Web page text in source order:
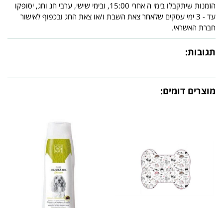
הזמנות שיתקבלו בימי ה אחרי 15:00, ובימי שישי, ערבי חג וחג, יסופקו
עד - 3 ימי עסקים שלאחר צאת השבת ו/או צאת החג ובכפוף לאישור
חברת האשראי.
תגובות:
מוצרים דומים: